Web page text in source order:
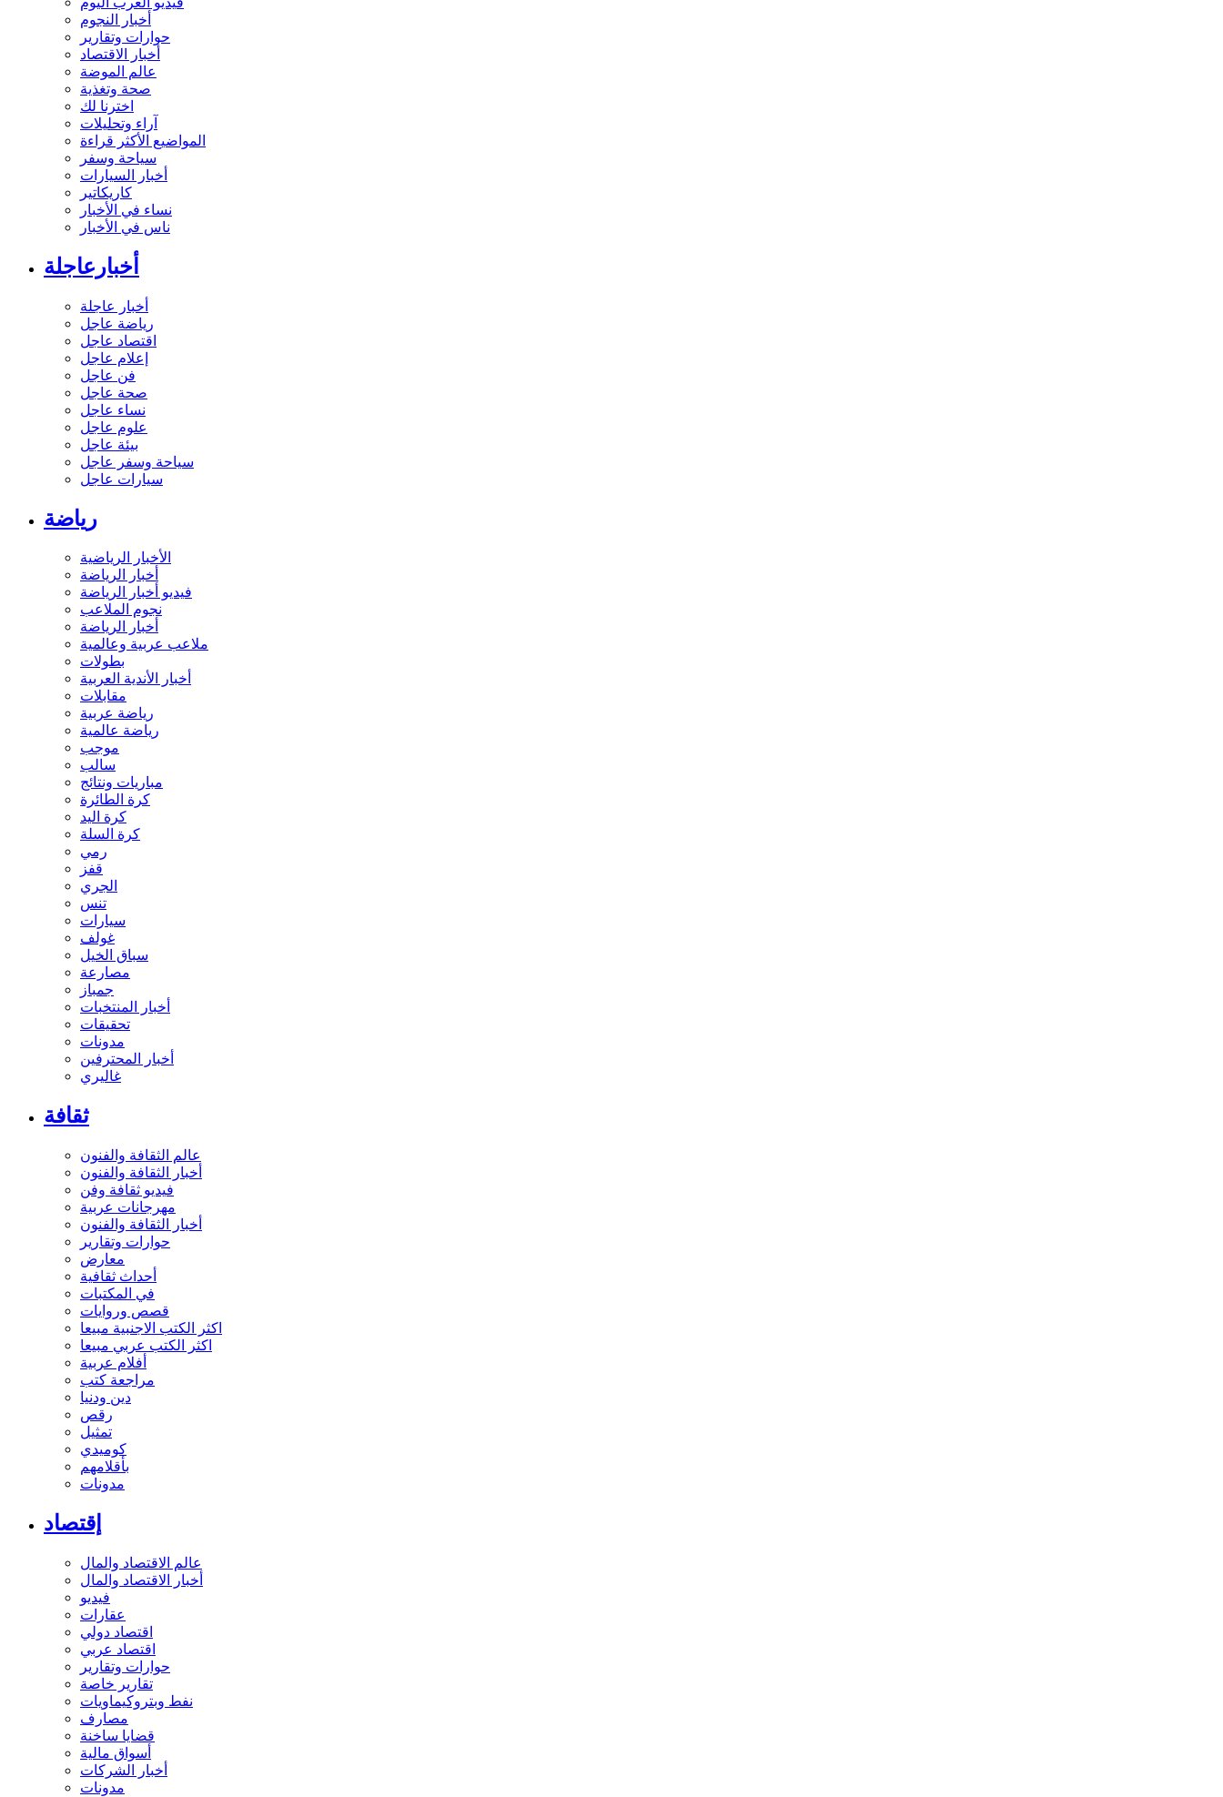
أخبار النجوم
حوارات وتقارير
أخبار الاقتصاد
عالم الموضة
صحة وتغذية
اخترنا لك
آراء وتحليلات
المواضيع الأكثر قراءة
سياحة وسفر
أخبار السيارات
كاريكاتير
نساء في الأخبار
ناس في الأخبار
أخبارعاجلة
أخبار عاجلة
رياضة عاجل
اقتصاد عاجل
إعلام عاجل
فن عاجل
صحة عاجل
نساء عاجل
علوم عاجل
بيئة عاجل
سياحة وسفر عاجل
سيارات عاجل
رياضة
الأخبار الرياضية
أخبار الرياضة
فيديو أخبار الرياضة
نجوم الملاعب
أخبار الرياضة
ملاعب عربية وعالمية
بطولات
أخبار الأندية العربية
مقابلات
رياضة عربية
رياضة عالمية
موجب
سالب
مباريات ونتائج
كرة الطائرة
كرة اليد
كرة السلة
رمي
قفز
الجري
تنس
سيارات
غولف
سباق الخيل
مصارعة
جمباز
أخبار المنتخبات
تحقيقات
مدونات
أخبار المحترفين
غاليري
ثقافة
عالم الثقافة والفنون
أخبار الثقافة والفنون
فيديو ثقافة وفن
مهرجانات عربية
أخبار الثقافة والفنون
حوارات وتقارير
معارض
أحداث ثقافية
في المكتبات
قصص وروايات
اكثر الكتب الاجنبية مبيعا
اكثر الكتب عربي مبيعا
أفلام عربية
مراجعة كتب
دين ودنيا
رقص
تمثيل
كوميدي
بأقلامهم
مدونات
إقتصاد
عالم الاقتصاد والمال
أخبار الاقتصاد والمال
فيديو
عقارات
اقتصاد دولي
اقتصاد عربي
حوارات وتقارير
تقارير خاصة
نفط وبتروكيماويات
مصارف
قضايا ساخنة
أسواق مالية
أخبار الشركات
مدونات